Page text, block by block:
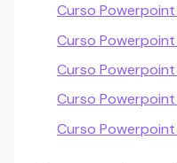
Curso
Curso
Curso
Curso Powerpoint
Curso